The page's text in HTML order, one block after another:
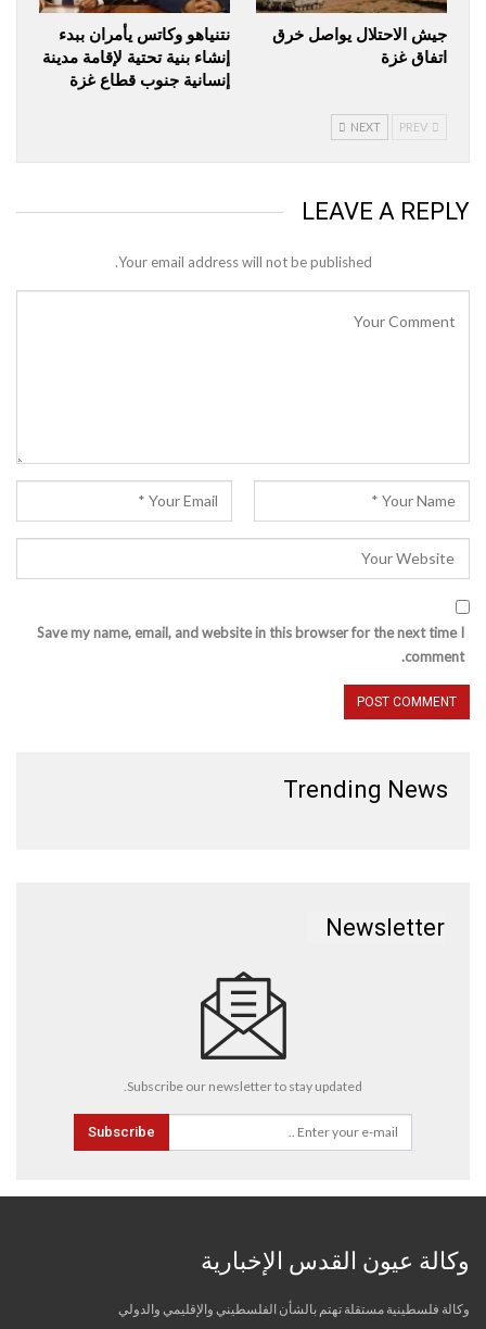
جيش الاحتلال يواصل خرق
اتفاق غزة
نتنياهو وكاتس يأمران ببدء
إنشاء بنية تحتية لإقامة مدينة
إنسانية جنوب قطاع غزة
NEXT
LEAVE A REPLY
Your email address will not be published.
Save my name, email, and website in this browser for the next time I
comment.
Trending News
Newsletter
Subscribe our newsletter to stay updated.
Subscribe
وكالة عيون القدس الإخبارية
وكالة فلسطينية مستقلة تهتم بالشأن الفلسطيني والإقليمي والدولي